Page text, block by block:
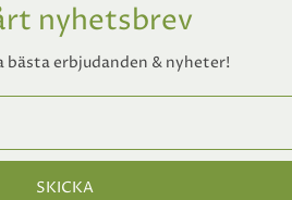
nyhetsbrev
bästa erbjudanden & nyheter!
SKICKA